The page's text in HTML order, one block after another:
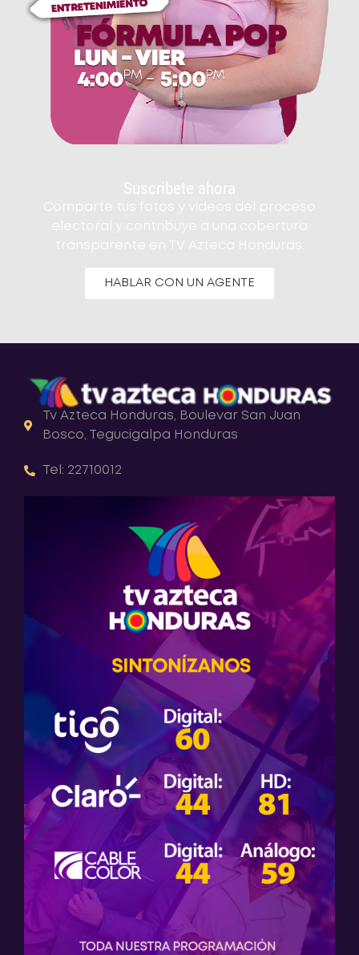
Suscribete ahora
Comparte tus fotos y videos del proceso
electoral y contribuye a una cobertura
transparente en TV Azteca Honduras.
HABLAR CON UN AGENTE
Tv Azteca Honduras, Boulevar San Juan
Bosco, Tegucigalpa Honduras
Tel: 22710012